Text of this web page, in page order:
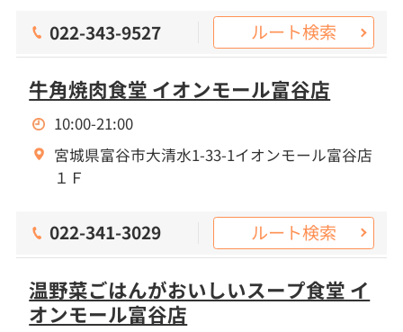
022-343-9527 ルート検索
牛角焼肉食堂 イオンモール富谷店
10:00-21:00
宮城県富谷市大清水1-33-1イオンモール富谷店
１Ｆ
022-341-3029 ルート検索
温野菜ごはんがおいしいスープ食堂 イ
オンモール富谷店